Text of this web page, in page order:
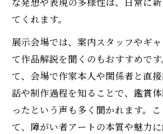
てくれます。
展示会場では、案内スタッフやギ
て作品解説を聞くのもおすすめで
て、会場で作家本人や関係者と直
話や制作過程を知ることで、鑑賞
ったという声も多く聞かれます。
て、障がい者アートの本質や魅力